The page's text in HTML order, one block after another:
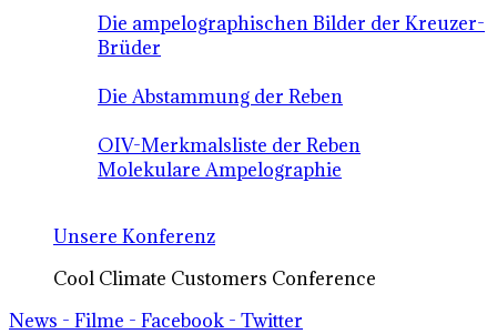
Die ampelographischen Bilder der Kreuzer-
Brüder
Die Abstammung der Reben
OIV-Merkmalsliste der Reben
Molekulare Ampelographie
Unsere Konferenz
Cool Climate Customers Conference
News - Filme - Facebook - Twitter